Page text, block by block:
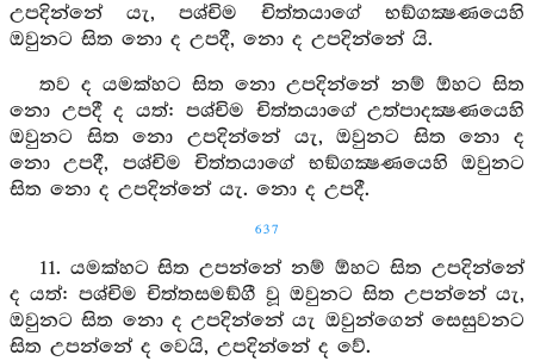
උපදින්නේ යැ, පශ්චිම චිත්තයාගේ භඞ්ගක්‍ෂණයෙහි
ඔවුනට සිත නො ද උපදී, නො ද උපදින්නේ යි.
තව ද යමක්හට සිත නො උපදින්නේ නම් ඕහට සිත
නො උපදී ද යත්: පශ්චිම චිත්තයාගේ උත්පාදක්‍ෂණයෙහි
ඔවුනට සිත නො උපදින්නේ යැ, ඔවුනට සිත නො ද
නො උපදී, පශ්චිම චිත්තයාගේ භඞ්ගක්‍ෂණයෙහි ඔවුනට
සිත නො ද උපදින්නේ යැ. නො ද උපදී.
637
11. යමක්හට සිත උපන්නේ නම් ඕහට සිත උපදින්නේ
ද යත්: පශ්චිම චිත්තසමඞ්ගී වූ ඔවුනට සිත උපන්නේ යැ,
ඔවුනට සිත නො ද උපදින්නේ යැ ඔවුන්ගෙන් සෙසුවනට
සිත උපන්නේ ද වෙයි, උපදින්නේ ද වේ.